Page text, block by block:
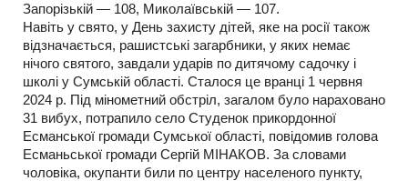
Запорізькій — 108, Миколаївській — 107.
Навіть у свято, у День захисту дітей, яке на росії також
відзначається, рашистські загарбники, у яких немає
нічого святого, завдали ударів по дитячому садочку і
школі у Сумській області. Сталося це вранці 1 червня
2024 р. Під мінометний обстріл, загалом було нараховано
31 вибух, потрапило село Студенок прикордонної
Есманської громади Сумської області, повідомив голова
Есманьської громади Сергій МІНАКОВ. За словами
чоловіка, окупанти били по центру населеного пункту,